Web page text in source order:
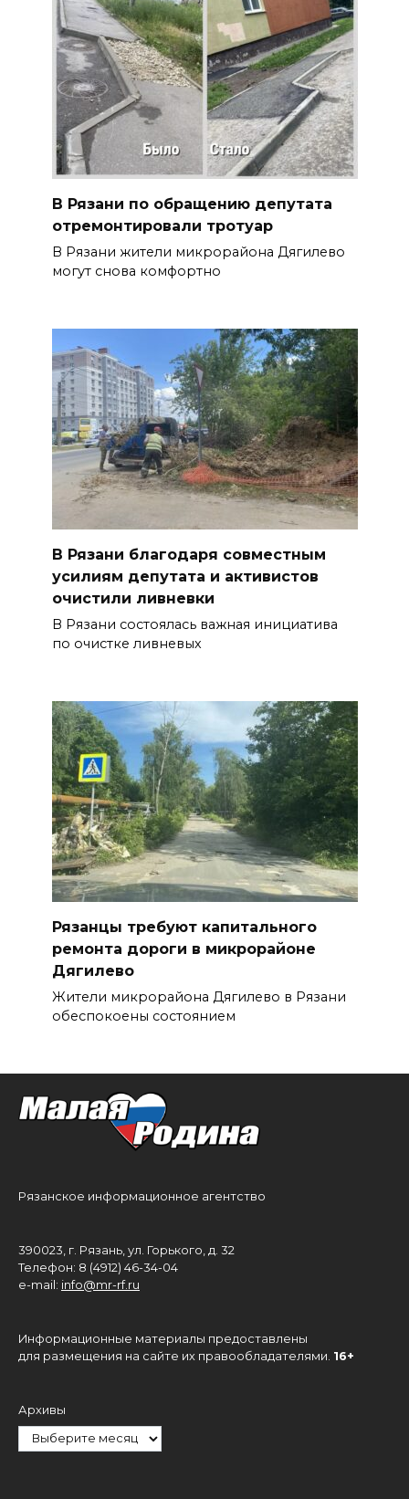
В Рязани по обращению депутата
отремонтировали тротуар
В Рязани жители микрорайона Дягилево
могут снова комфортно
В Рязани благодаря совместным
усилиям депутата и активистов
очистили ливневки
В Рязани состоялась важная инициатива
по очистке ливневых
Рязанцы требуют капитального
ремонта дороги в микрорайоне
Дягилево
Жители микрорайона Дягилево в Рязани
обеспокоены состоянием
Рязанское информационное агентство
390023, г. Рязань, ул. Горького, д. 32
Телефон: 8 (4912) 46-34-04
e-mail: info@mr-rf.ru
Информационные материалы предоставлены
для размещения на сайте их правообладателями. 16+
Архивы